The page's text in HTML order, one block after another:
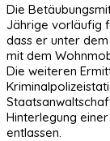
Die
Jährige vorläufig
dass er unter
mit dem
Die weiteren
Hinterlegung
entlassen.